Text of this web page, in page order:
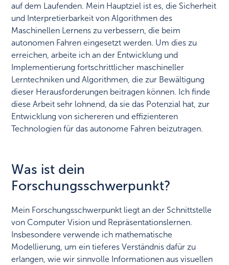
auf dem Laufenden. Mein Hauptziel ist es, die Sicherheit
und Interpretierbarkeit von Algorithmen des
Maschinellen Lernens zu verbessern, die beim
autonomen Fahren eingesetzt werden. Um dies zu
erreichen, arbeite ich an der Entwicklung und
Implementierung fortschrittlicher maschineller
Lerntechniken und Algorithmen, die zur Bewältigung
dieser Herausforderungen beitragen können. Ich finde
diese Arbeit sehr lohnend, da sie das Potenzial hat, zur
Entwicklung von sichereren und effizienteren
Technologien für das autonome Fahren beizutragen.
Was ist dein
Forschungsschwerpunkt?
Mein Forschungsschwerpunkt liegt an der Schnittstelle
von Computer Vision und Repräsentationslernen.
Insbesondere verwende ich mathematische
Modellierung, um ein tieferes Verständnis dafür zu
erlangen, wie wir sinnvolle Informationen aus visuellen